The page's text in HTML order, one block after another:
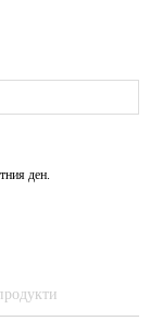
ден.